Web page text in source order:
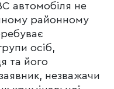
автомобіля не
районному
осіб,
та його
незважачи